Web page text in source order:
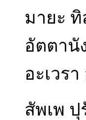
มายะ
อัตตานั
อะเวร
สัพเพ